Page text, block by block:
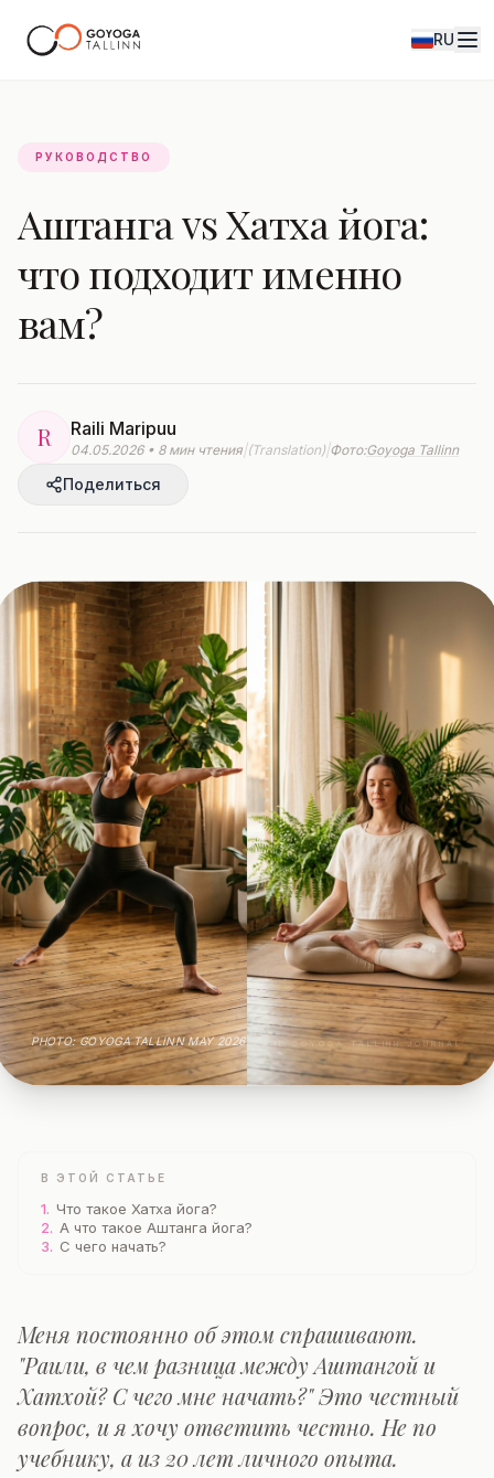
RU
ЖурналРУКОВОДСТВО
Аштанга vs Хатха йога:
что подходит именно
вам?
R Raili Maripuu
04.05.2026 • 8 мин чтения|(Translation)|Фото:Goyoga Tallinn
Поделиться
PHOTO: GOYOGA TALLINN MAY 2026 THE GOYOGA TALLINN JOURNAL
В ЭТОЙ СТАТЬЕ
1. Что такое Хатха йога?
2. А что такое Аштанга йога?
3. С чего начать?
Меня постоянно об этом спрашивают.
"Раили, в чем разница между Аштангой и
Хатхой? С чего мне начать?" Это честный
вопрос, и я хочу ответить честно. Не по
учебнику, а из 20 лет личного опыта.